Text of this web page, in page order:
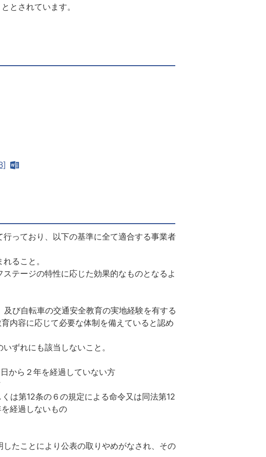
とされています。
っており、以下の基準に全て適合する事業者
ること。
テージの特性に応じた効果的なものとなるよ
び自転車の交通安全教育の実地経験を有する
内容に応じて必要な体制を備えていると認め
ずれにも該当しないこと。
から２年を経過していない方
は第12条の６の規定による命令又は同法第12
経過しないもの
たことにより公表の取りやめがなされ、その